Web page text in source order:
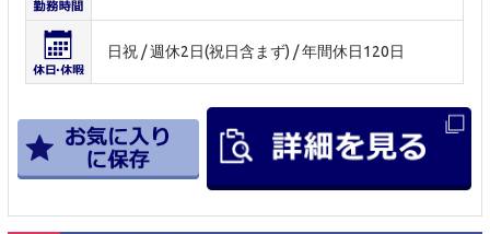
日祝 / 週休2日(祝日含まず) / 年間休日120日